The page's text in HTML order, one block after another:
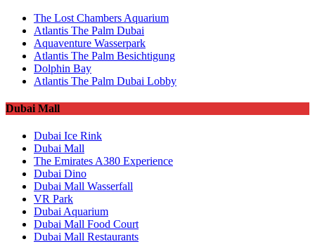
The Lost Chambers Aquarium
Atlantis The Palm Dubai
Aquaventure Wasserpark
Atlantis The Palm Besichtigung
Dolphin Bay
Atlantis The Palm Dubai Lobby
Dubai Mall
Dubai Ice Rink
Dubai Mall
The Emirates A380 Experience
Dubai Dino
Dubai Mall Wasserfall
VR Park
Dubai Aquarium
Dubai Mall Food Court
Dubai Mall Restaurants